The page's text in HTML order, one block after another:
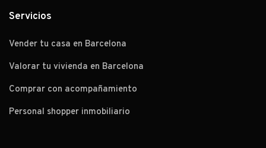
Servicios
Vender tu casa en Barcelona
Valorar tu vivienda en Barcelona
Comprar con acompañamiento
Personal shopper inmobiliario